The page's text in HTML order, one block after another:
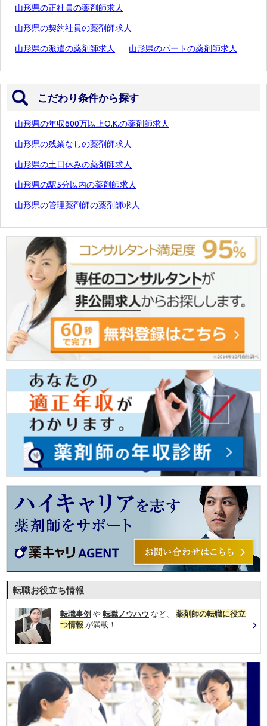
山形県の正社員の薬剤師求人
山形県の契約社員の薬剤師求人
山形県の派遣の薬剤師求人 山形県のパートの薬剤師求人
こだわり条件から探す
山形県の年収600万以上O.K.の薬剤師求人
山形県の残業なしの薬剤師求人
山形県の土日休みの薬剤師求人
山形県の駅5分以内の薬剤師求人
山形県の管理薬剤師の薬剤師求人
転職お役立ち情報
転職事例 や 転職ノウハウ など、 薬剤師の転職に役立
つ情報 が満載！